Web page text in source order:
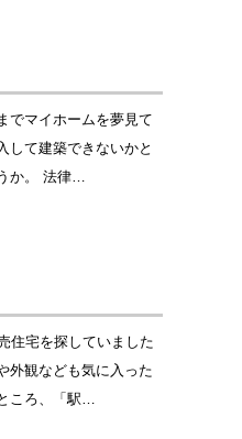
でマイホームを夢見て
して建築できないかと
か。 法律…
住宅を探していました
外観なども気に入った
ころ、「駅…